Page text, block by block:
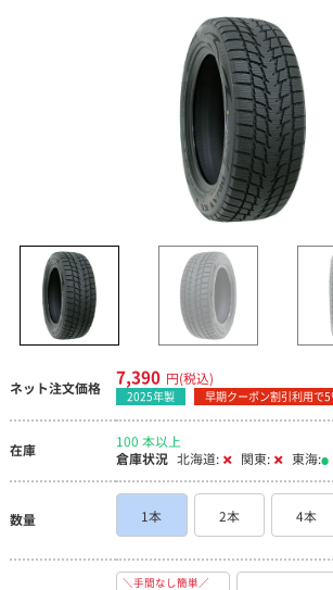
ネット注文価格 7,390 円(税込)
2025年製 早期クーポン割引利用で
在庫
100 本以上
倉庫状況 北海道: 関東: 東海:
数量 1本 2本 4本
＼手間なし簡単／